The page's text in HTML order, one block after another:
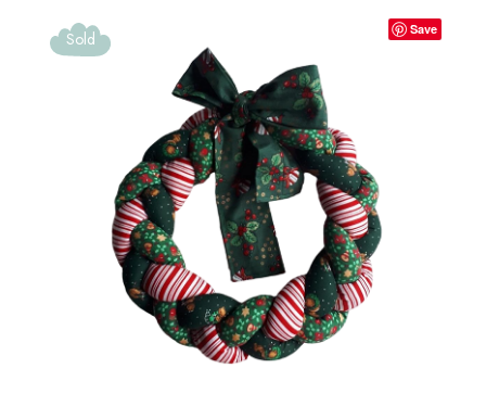
Sold Save